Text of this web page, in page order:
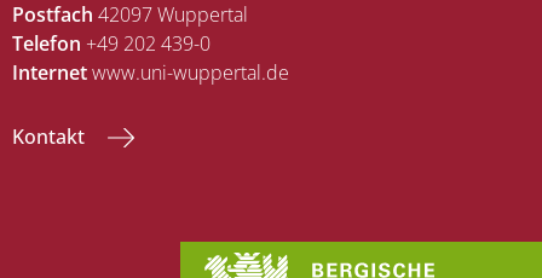
Postfach 42097 Wuppertal
Telefon +49 202 439-0
Internetwww.uni-wuppertal.de
Kontakt